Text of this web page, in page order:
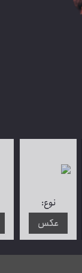
نوع:
عکس